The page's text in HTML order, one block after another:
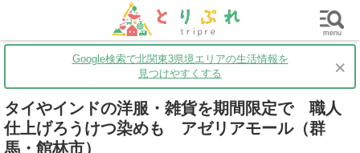
茨城 グルメ 買い物 子育て
Google検索で北関東3県境エリアの生活情報を
見つけやすくする
×
タイやインドの洋服・雑貨を期間限定で 職人
仕上げろうけつ染めも アゼリアモール（群
馬・館林市）
menu